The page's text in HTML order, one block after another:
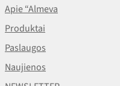
Apie “Almeva
Produktai
Paslaugos
Naujienos